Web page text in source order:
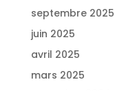
septembre 2025
juin 2025
avril 2025
mars 2025